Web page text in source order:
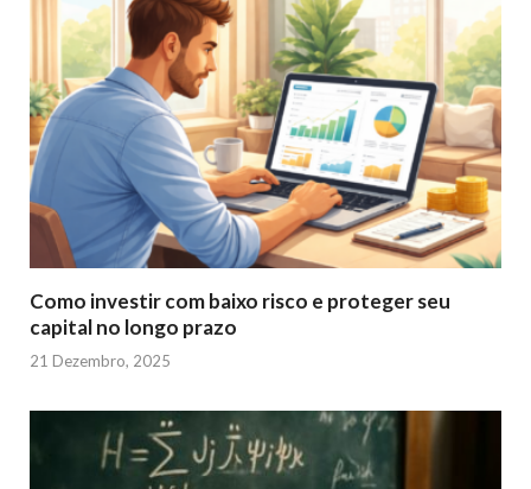
Como investir com baixo risco e proteger seu
capital no longo prazo
21 Dezembro, 2025